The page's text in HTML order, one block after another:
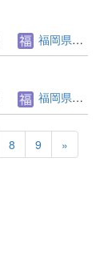
福岡県立図書館.
福岡県立図書館.
8 9 »